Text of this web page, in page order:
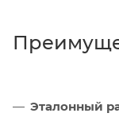
Эталонный